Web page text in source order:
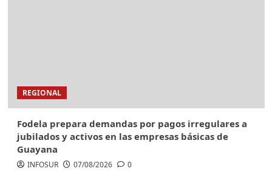
REGIONAL
Fodela prepara demandas por pagos irregulares a
jubilados y activos en las empresas básicas de
Guayana
INFOSUR 07/08/2026 0